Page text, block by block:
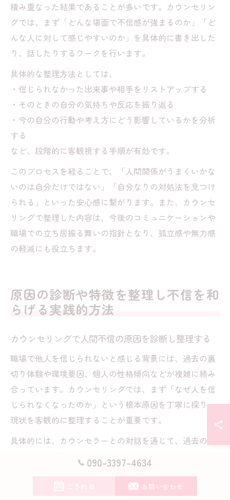
積み重なった結果であることが多いです。カウンセリン
グでは、まず「どんな場面で不信感が強まるのか」「ど
んな人に対して感じやすいのか」を具体的に書き出した
り、話したりするワークを行います。
具体的な整理方法としては、
・信じられなかった出来事や相手をリストアップする
・そのときの自分の気持ちや反応を振り返る
・今の自分の行動や考え方にどう影響しているかを分析
する
など、段階的に客観視する手順が有効です。
このプロセスを経ることで、「人間関係がうまくいかな
いのは自分だけではない」「自分なりの対処法を見つけ
られる」といった安心感に繋がります。また、カウンセ
リングで整理した内容は、今後のコミュニケーションや
職場での立ち居振る舞いの指針となり、孤立感や無力感
の軽減にも役立ちます。
原因の診断や特徴を整理し不信を和
らげる実践的方法
カウンセリングで人間不信の原因を診断し整理する
職場で他人を信じられないと感じる背景には、過去の裏
切り体験や環境要因、個人の性格傾向などが複雑に絡み
合っています。カウンセリングでは、まず「なぜ人を信
じられなくなったのか」という根本原因を丁寧に探り、
現状を客観的に整理することが重要です。
具体的には、カウンセラーとの対話を通じて、過去のエ
ピソードや現在の人間関係におけるパターンを言語化し
癖を明確にしやすくなります。たとえば「特定の言葉や
090-3397-4634
ご予約 お問い合わせ